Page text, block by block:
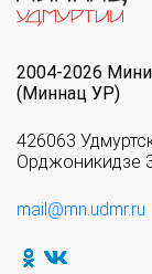
2004-2026
(Миннац УР)
426063
Орджоникидзе
mail@mn.udmr.ru